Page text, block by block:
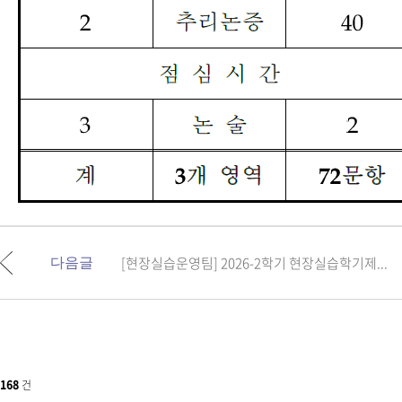
다음글 [현장실습운영팀] 2026-2학기 현장실습학기제...
168 건